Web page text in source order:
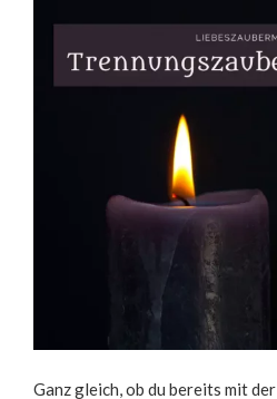
Ganz gleich, ob du bereits mit der